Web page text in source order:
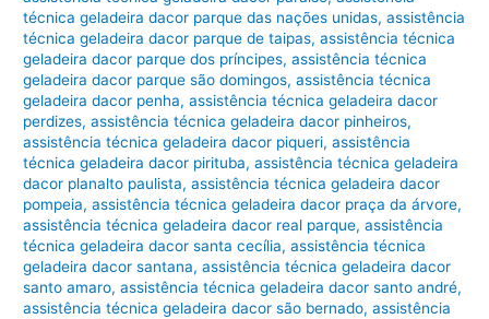
técnica geladeira dacor parque das nações unidas,assistência
técnica geladeira dacor parque de taipas,assistência técnica
geladeira dacor parque dos príncipes,assistência técnica
geladeira dacor parque são domingos,assistência técnica
geladeira dacor penha,assistência técnica geladeira dacor
perdizes,assistência técnica geladeira dacor pinheiros,
assistência técnica geladeira dacor piqueri,assistência
técnica geladeira dacor pirituba,assistência técnica geladeira
dacor planalto paulista,assistência técnica geladeira dacor
pompeia,assistência técnica geladeira dacor praça da árvore,
assistência técnica geladeira dacor real parque,assistência
técnica geladeira dacor santa cecília,assistência técnica
geladeira dacor santana,assistência técnica geladeira dacor
santo amaro,assistência técnica geladeira dacor santo andré,
assistência técnica geladeira dacor são bernado,assistência